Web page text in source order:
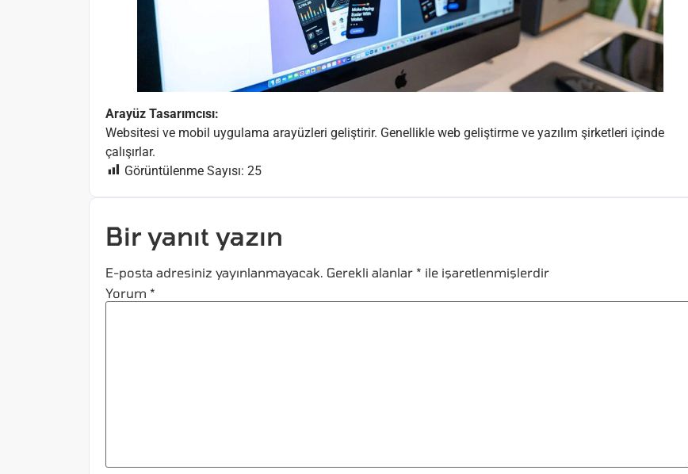
Arayüz Tasarımcısı:
Websitesi ve mobil uygulama arayüzleri geliştirir. Genellikle web geliştirme ve yazılım şirketleri içinde
çalışırlar.
Görüntülenme Sayısı: 25
Bir yanıt yazın
E-posta adresiniz yayınlanmayacak. Gerekli alanlar * ile işaretlenmişlerdir
Yorum *